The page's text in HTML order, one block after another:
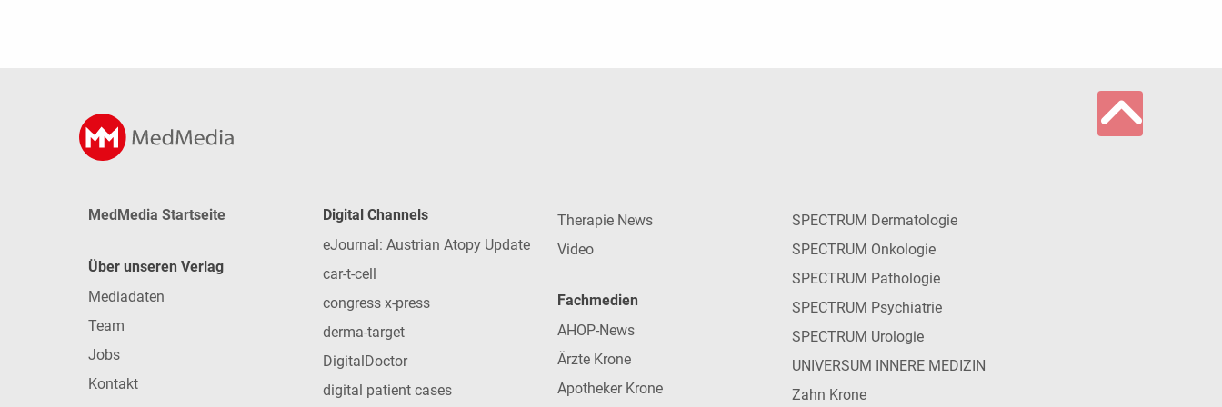
MedMedia Startseite
Über unseren Verlag
Mediadaten
Team
Jobs
Kontakt
Digital Channels
eJournal: Austrian Atopy Update
car-t-cell
congress x-press
derma-target
DigitalDoctor
digital patient cases
Therapie News
Video
Fachmedien
AHOP-News
Ärzte Krone
Apotheker Krone
SPECTRUM Dermatologie
SPECTRUM Onkologie
SPECTRUM Pathologie
SPECTRUM Psychiatrie
SPECTRUM Urologie
UNIVERSUM INNERE MEDIZIN
Zahn Krone